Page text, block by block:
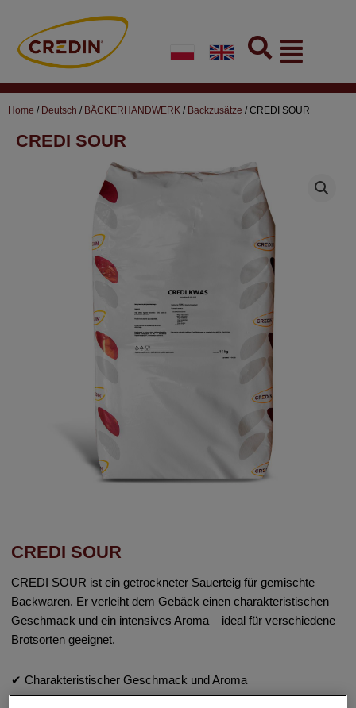
content
Flyout
Menu
Home / Deutsch / BÄCKERHANDWERK / Backzusätze / CREDI SOUR
CREDI SOUR
CREDI SOUR
CREDI SOUR ist ein getrockneter Sauerteig für gemischte
Backwaren. Er verleiht dem Gebäck einen charakteristischen
Geschmack und ein intensives Aroma – ideal für verschiedene
Brotsorten geeignet.
✔ Charakteristischer Geschmack und Aroma